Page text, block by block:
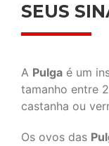
SEUS
A Pulga é um
tamanho entre
castanha ou
Os ovos das